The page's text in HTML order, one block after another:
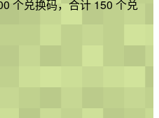
个兑换码，合计 150 个兑